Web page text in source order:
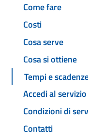
Come fare
Costi
Cosa serve
Cosa si ottiene
Tempi e
Accedi al servizio
Condizioni di
Contatti